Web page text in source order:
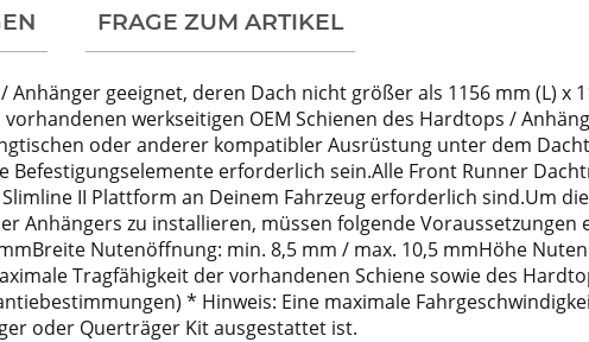
FRAGE ZUM ARTIKEL
geeignet, deren Dach nicht größer als 1156 mm (L) x
werkseitigen OEM Schienen des Hardtops /
oder anderer kompatibler Ausrüstung unter dem
Befestigungselemente erforderlich sein.Alle Front Runner
II Plattform an Deinem Fahrzeug erforderlich sind.Um
Anhängers zu installieren, müssen folgende
Nutenöffnung: min. 8,5 mm / max. 10,5 mmHöhe
Tragfähigkeit der vorhandenen Schiene sowie des
* Hinweis: Eine maximale
oder Querträger Kit ausgestattet ist.